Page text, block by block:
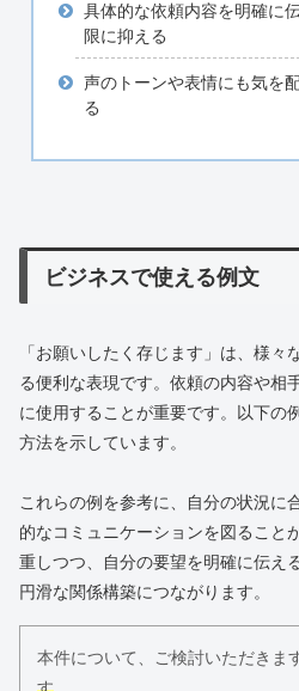
具体的な依頼内容を明確に
限に抑える
声のトーンや表情にも気を
る
ビジネスで使える例文
「お願いしたく存じます」は、様々
る便利な表現です。依頼の内容や相
に使用することが重要です。以下の
方法を示しています。
これらの例を参考に、自分の状況に
的なコミュニケーションを図ること
重しつつ、自分の要望を明確に伝え
円滑な関係構築につながります。
本件について、ご検討いただきま